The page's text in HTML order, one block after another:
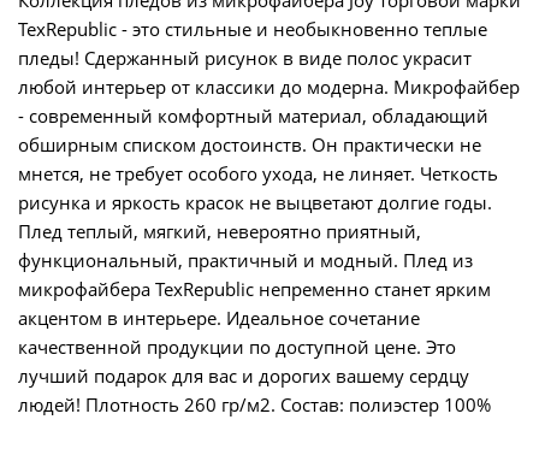
TexRepublic - это стильные и необыкновенно теплые
пледы! Сдержанный рисунок в виде полос украсит
любой интерьер от классики до модерна. Микрофайбер
- современный комфортный материал, обладающий
обширным списком достоинств. Он практически не
мнется, не требует особого ухода, не линяет. Четкость
рисунка и яркость красок не выцветают долгие годы.
Плед теплый, мягкий, невероятно приятный,
функциональный, практичный и модный. Плед из
микрофайбера TexRepublic непременно станет ярким
акцентом в интерьере. Идеальное сочетание
качественной продукции по доступной цене. Это
лучший подарок для вас и дорогих вашему сердцу
людей! Плотность 260 гр/м2. Состав: полиэстер 100%